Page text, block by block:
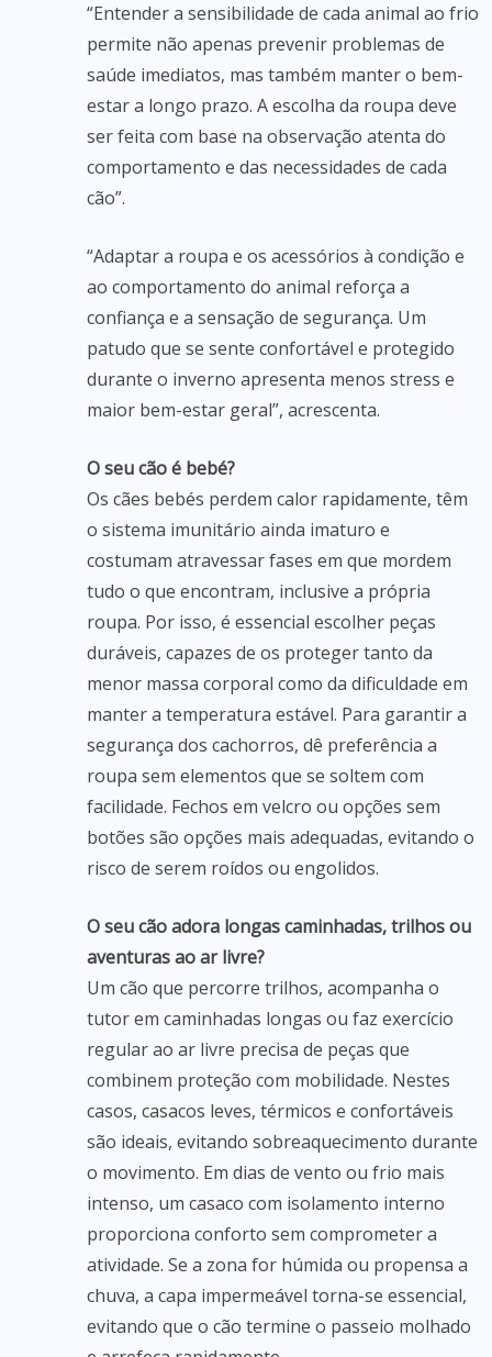
“Entender a sensibilidade de cada animal ao frio
permite não apenas prevenir problemas de
saúde imediatos, mas também manter o bem-
estar a longo prazo. A escolha da roupa deve
ser feita com base na observação atenta do
comportamento e das necessidades de cada
cão”.
“Adaptar a roupa e os acessórios à condição e
ao comportamento do animal reforça a
confiança e a sensação de segurança. Um
patudo que se sente confortável e protegido
durante o inverno apresenta menos stress e
maior bem-estar geral”, acrescenta.
O seu cão é bebé?
Os cães bebés perdem calor rapidamente, têm
o sistema imunitário ainda imaturo e
costumam atravessar fases em que mordem
tudo o que encontram, inclusive a própria
roupa. Por isso, é essencial escolher peças
duráveis, capazes de os proteger tanto da
menor massa corporal como da dificuldade em
manter a temperatura estável. Para garantir a
segurança dos cachorros, dê preferência a
roupa sem elementos que se soltem com
facilidade. Fechos em velcro ou opções sem
botões são opções mais adequadas, evitando o
risco de serem roídos ou engolidos.
O seu cão adora longas caminhadas, trilhos ou
aventuras ao ar livre?
Um cão que percorre trilhos, acompanha o
tutor em caminhadas longas ou faz exercício
regular ao ar livre precisa de peças que
combinem proteção com mobilidade. Nestes
casos, casacos leves, térmicos e confortáveis
são ideais, evitando sobreaquecimento durante
o movimento. Em dias de vento ou frio mais
intenso, um casaco com isolamento interno
proporciona conforto sem comprometer a
atividade. Se a zona for húmida ou propensa a
chuva, a capa impermeável torna-se essencial,
evitando que o cão termine o passeio molhado